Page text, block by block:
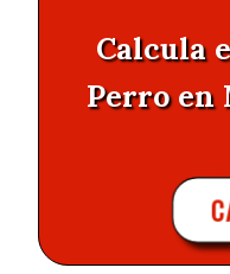
Calcula
Perro en